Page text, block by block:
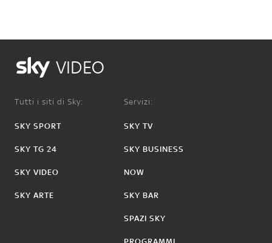
VIDEO
Tutti i siti di Sky:
SKY SPORT
SKY TG 24
SKY VIDEO
SKY ARTE
Servizi:
SKY TV
SKY BUSINESS
NOW
SKY BAR
SPAZI SKY